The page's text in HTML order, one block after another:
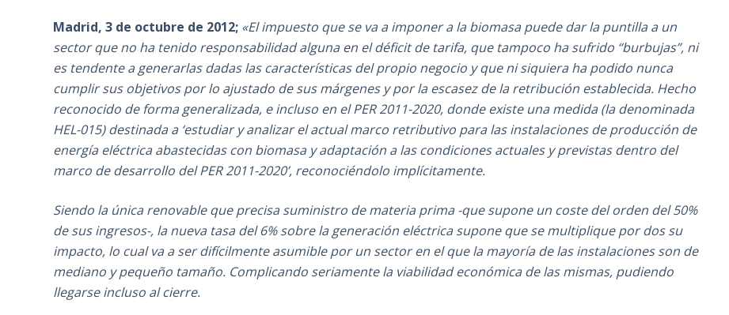
Madrid, 3 de octubre de 2012; «El impuesto que se va a imponer a la biomasa puede dar la puntilla a un
sector que no ha tenido responsabilidad alguna en el déficit de tarifa, que tampoco ha sufrido “burbujas”, ni
es tendente a generarlas dadas las características del propio negocio y que ni siquiera ha podido nunca
cumplir sus objetivos por lo ajustado de sus márgenes y por la escasez de la retribución establecida. Hecho
reconocido de forma generalizada, e incluso en el PER 2011-2020, donde existe una medida (la denominada
HEL-015) destinada a ‘estudiar y analizar el actual marco retributivo para las instalaciones de producción de
energía eléctrica abastecidas con biomasa y adaptación a las condiciones actuales y previstas dentro del
marco de desarrollo del PER 2011-2020’, reconociéndolo implícitamente.
Siendo la única renovable que precisa suministro de materia prima -que supone un coste del orden del 50%
de sus ingresos-, la nueva tasa del 6% sobre la generación eléctrica supone que se multiplique por dos su
impacto, lo cual va a ser difícilmente asumible por un sector en el que la mayoría de las instalaciones son de
mediano y pequeño tamaño. Complicando seriamente la viabilidad económica de las mismas, pudiendo
llegarse incluso al cierre.